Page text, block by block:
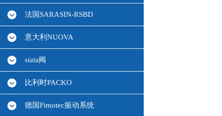
法国SARASIN-RSBD
意大利NUOVA
siata阀
比利时PACKO
德国Fimotec振动系统